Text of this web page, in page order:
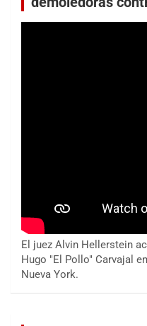
El juez Alvin Hellerstein
Hugo "El Pollo" Carvajal
Nueva York.